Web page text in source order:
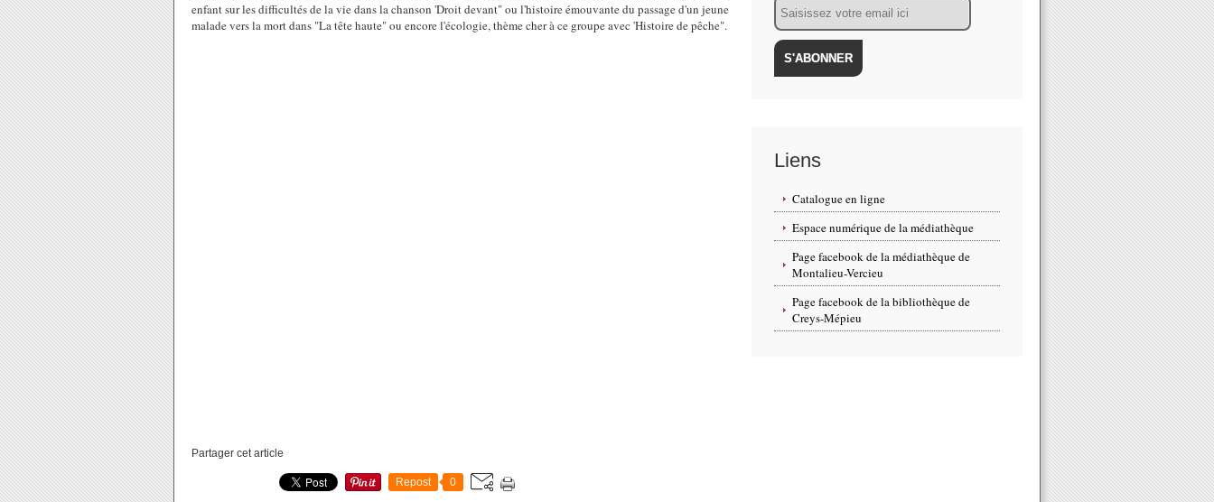
enfant sur les difficultés de la vie dans la chanson 'Droit devant" ou l'histoire émouvante du passage d'un jeune
malade vers la mort dans "La tête haute" ou encore l'écologie, thème cher à ce groupe avec 'Histoire de pêche".
Partager cet article
Repost 0
Liens
Catalogue en ligne
Espace numérique de la médiathèque
Page facebook de la médiathèque de
Montalieu-Vercieu
Page facebook de la bibliothèque de
Creys-Mépieu